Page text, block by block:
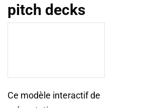
pitch decks
Ce modèle interactif de